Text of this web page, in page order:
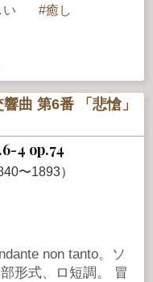
い 癒し
曲 第6番 「悲愴」
4 op.74
〜1893）
non tanto。ソ
形式、ロ短調。 冒